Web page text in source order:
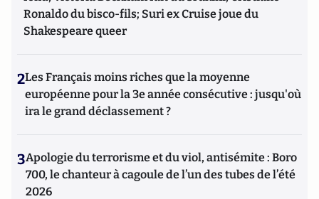
Ronaldo du bisco-fils; Suri ex Cruise joue du
Shakespeare queer
2Les Français moins riches que la moyenne
européenne pour la 3e année consécutive : jusqu'où
ira le grand déclassement ?
3Apologie du terrorisme et du viol, antisémite : Boro
700, le chanteur à cagoule de l’un des tubes de l’été
2026